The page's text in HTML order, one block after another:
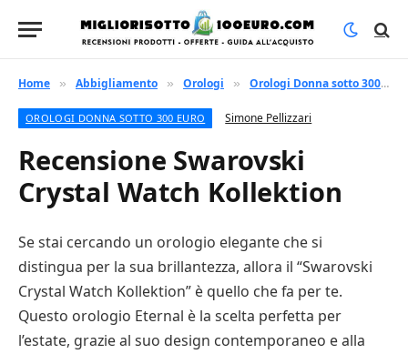
Home » Abbigliamento » Orologi » Orologi Donna sotto 300 euro
OROLOGI DONNA SOTTO 300 EURO Simone Pellizzari
Recensione Swarovski
Crystal Watch Kollektion
Se stai cercando un orologio elegante che si
distingua per la sua brillantezza, allora il “Swarovski
Crystal Watch Kollektion” è quello che fa per te.
Questo orologio Eternal è la scelta perfetta per
l’estate, grazie al suo design contemporaneo e alla